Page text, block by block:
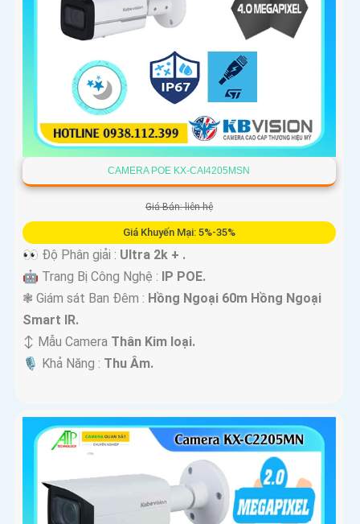
CAMERA POE KX-CAI4205MSN
Giá Bán: liên hệ
Giá Khuyến Mại: 5%-35%
️
👀 Độ Phân giải : Ultra 2k + .
🤖️ Trang Bị Công Nghệ : IP POE.
❃ Giám sát Ban Đêm : Hồng Ngoại 60m Hồng Ngoại
Smart IR.
↕️ Mẫu Camera Thân Kim loại.
️🎙 Khả Năng : Thu Âm.